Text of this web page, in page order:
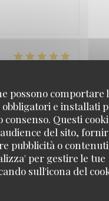
possono comportare
obbligatori e installati
Questi
del sito,
pubblicità o contenuti
per gestire le tue
sull'icona del
/ PREZZO 5 /5